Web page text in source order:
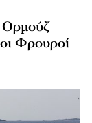
Ορμούζ
Φρουροί